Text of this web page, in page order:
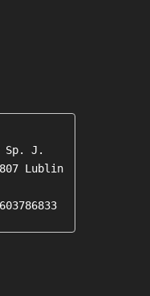
Sp. J.
Lublin